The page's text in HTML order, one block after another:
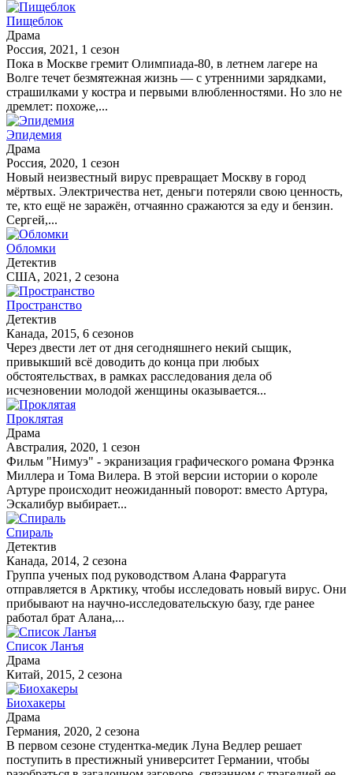
Пищеблок
Драма
Россия, 2021, 1 сезон
Пока в Москве гремит Олимпиада-80, в летнем лагере на
Волге течет безмятежная жизнь — с утренними зарядками,
страшилками у костра и первыми влюбленностями. Но зло не
дремлет: похоже,...
Эпидемия
Драма
Россия, 2020, 1 сезон
Новый неизвестный вирус превращает Москву в город
мёртвых. Электричества нет, деньги потеряли свою ценность,
те, кто ещё не заражён, отчаянно сражаются за еду и бензин.
Сергей,...
Обломки
Детектив
США, 2021, 2 сезона
Пространство
Детектив
Канада, 2015, 6 сезонов
Через двести лет от дня сегодняшнего некий сыщик,
привыкший всё доводить до конца при любых
обстоятельствах, в рамках расследования дела об
исчезновении молодой женщины оказывается...
Проклятая
Драма
Австралия, 2020, 1 сезон
Фильм "Нимуэ" - экранизация графического романа Фрэнка
Миллера и Тома Вилера. В этой версии истории о короле
Артуре происходит неожиданный поворот: вместо Артура,
Эскалибур выбирает...
Спираль
Детектив
Канада, 2014, 2 сезона
Группа ученых под руководством Алана Фаррагута
отправляется в Арктику, чтобы исследовать новый вирус. Они
прибывают на научно-исследовательскую базу, где ранее
работал брат Алана,...
Список Ланъя
Драма
Китай, 2015, 2 сезона
Биохакеры
Драма
Германия, 2020, 2 сезона
В первом сезоне студентка-медик Луна Ведлер решает
поступить в престижный университет Германии, чтобы